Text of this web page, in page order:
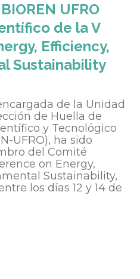
UFRO
de la V
Efficiency,
Sustainability
de la Unidad
de Huella de
y Tecnológico
UFRO), ha sido
del Comité
on Energy,
Sustainability,
los días 12 y 14 de